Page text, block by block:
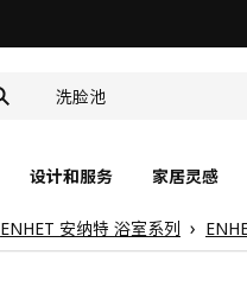
洗脸池
设计和服务 家居灵感
ENHET 安纳特 浴室系列